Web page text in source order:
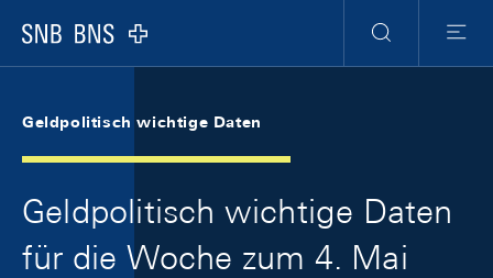
Logo
Suche
Menu
Geldpolitisch wichtige Daten
Geldpolitisch wichtige Daten
für die Woche zum 4. Mai